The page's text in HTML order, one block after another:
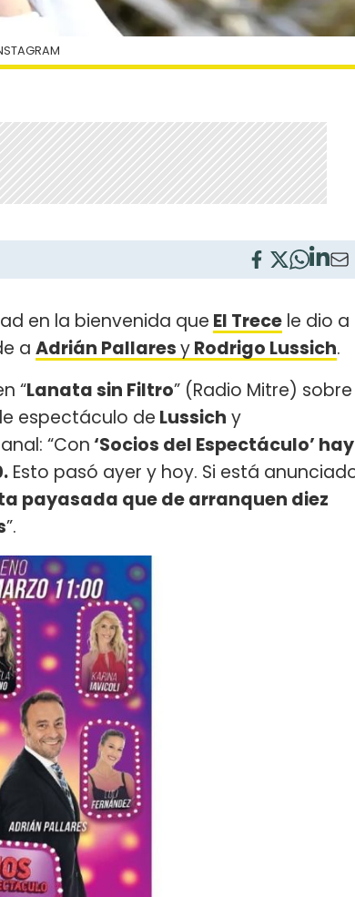
en la bienvenida que El Trece le dio a
a Adrián PallaresyRodrigo Lussich.
“Lanata sin Filtro” (Radio Mitre) sobre
espectáculo de Lussich y
“Con ‘Socios del Espectáculo’ hay
Esto pasó ayer y hoy. Si está
payasada que de arranquen diez
”.